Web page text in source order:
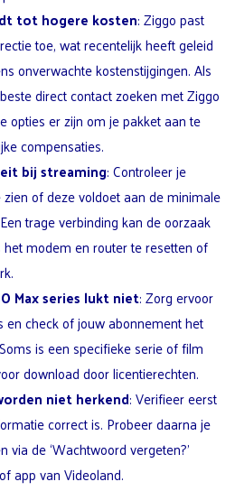
tot hogere kosten: Ziggo past
toe, wat recentelijk heeft geleid
onverwachte kostenstijgingen. Als
direct contact zoeken met Ziggo
opties er zijn om je pakket aan te
compensaties.
bij streaming: Controleer je
of deze voldoet aan de minimale
trage verbinding kan de oorzaak
modem en router te resetten of
Max series lukt niet: Zorg ervoor
en check of jouw abonnement het
is een specifieke serie of film
download door licentierechten.
niet herkend: Verifieer eerst
correct is. Probeer daarna je
de ‘Wachtwoord vergeten?’
app van Videoland.